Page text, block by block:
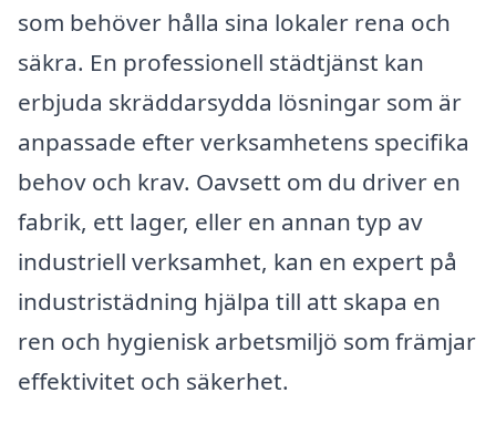
som behöver hålla sina lokaler rena och
säkra. En professionell städtjänst kan
erbjuda skräddarsydda lösningar som är
anpassade efter verksamhetens specifika
behov och krav. Oavsett om du driver en
fabrik, ett lager, eller en annan typ av
industriell verksamhet, kan en expert på
industristädning hjälpa till att skapa en
ren och hygienisk arbetsmiljö som främjar
effektivitet och säkerhet.